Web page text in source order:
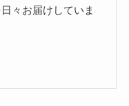
々お届けしていま